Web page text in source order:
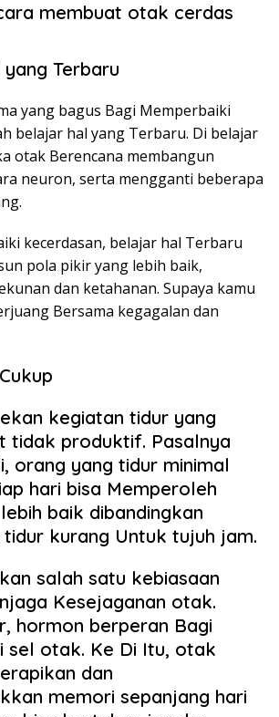
membuat otak cerdas
Terbaru
yang bagus Bagi Memperbaiki
belajar hal yang Terbaru. Di belajar
otak Berencana membangun
neuron, serta mengganti beberapa
kecerdasan, belajar hal Terbaru
pola pikir yang lebih baik,
dan ketahanan. Supaya kamu
Bersama kegagalan dan
kegiatan tidur yang
tidak produktif. Pasalnya
orang yang tidur minimal
hari bisa Memperoleh
baik dibandingkan
kurang Untuk tujuh jam.
salah satu kebiasaan
Kesejaganan otak.
hormon berperan Bagi
sel otak. Ke Di Itu, otak
dan
memori sepanjang hari